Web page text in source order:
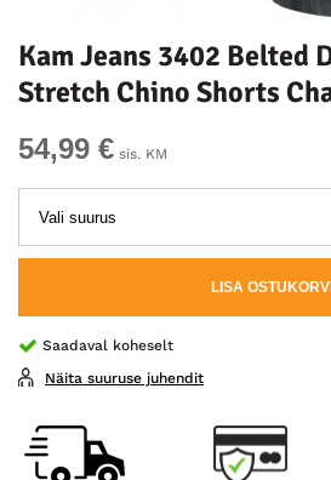
Kam Jeans 3402 Belted
Stretch Chino Shorts
54,99 € sis. KM
LISA OSTUKORVI
Saadaval koheselt
Näita suuruse juhendit